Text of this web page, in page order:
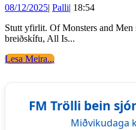
08/12/202508/12/2025
| PalliPalli
| 18:54
Stutt yfirlit. Of Monsters and Men sendi nýverið frá sér sína fjórðu
breiðskífu, All Is...
Lesa Meira...Lesa
FM Trölli bein
Miðvikudaga